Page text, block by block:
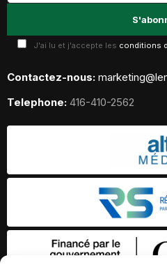
J'ai lu et j'accepte les conditions
Contactez-nous:
Telephone: 416-410-2562